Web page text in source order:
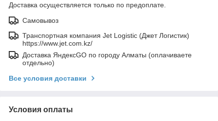
Доставка осуществляется только по предоплате.
Самовывоз
Транспортная компания Jet Logistic (Джет Логистик)
https://www.jet.com.kz/
Доставка ЯндексGO по городу Алматы (оплачиваете
отдельно)
Все условия доставки
Условия оплаты